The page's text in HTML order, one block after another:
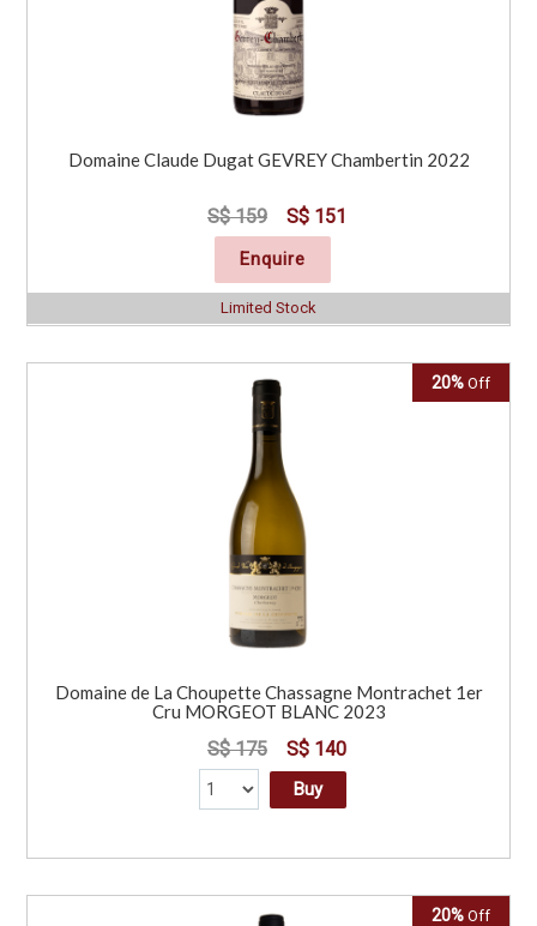
Domaine Claude Dugat GEVREY Chambertin 2022
S$ 159 S$ 151
Enquire
Limited Stock
20% Off
Domaine de La Choupette Chassagne Montrachet 1er
Cru MORGEOT BLANC 2023
S$ 175 S$ 140
Buy
20% Off